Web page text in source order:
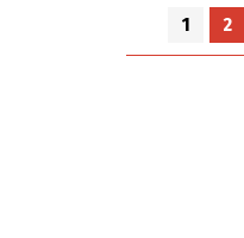
1 2